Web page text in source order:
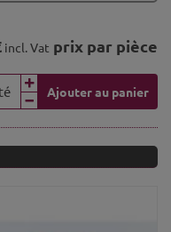
incl. Vat prix par pièce
Ajouter au panier